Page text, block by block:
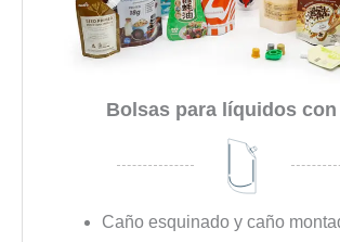
Bolsas para líquidos
Caño esquinado y caño